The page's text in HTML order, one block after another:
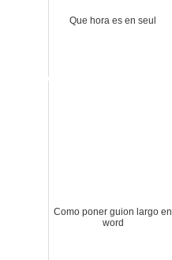
Que hora es en seul
Como poner guion largo en
word